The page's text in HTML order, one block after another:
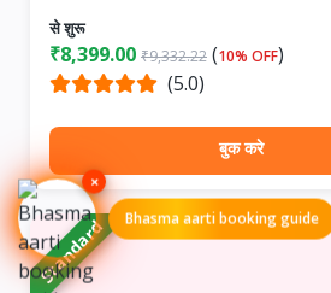
से शुरू
₹8,399.00 ₹9,332.22 (10% OFF)
(5.0)
बुक करे
Standard
×
Bhasma aarti booking guide